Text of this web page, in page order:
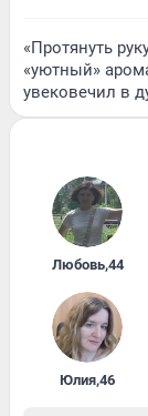
«Протянуть
«уютный»
увековечил в
Любовь,44
Юлия,46